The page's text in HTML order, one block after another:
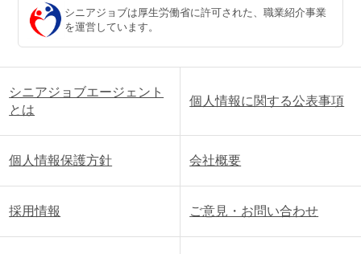
シニアジョブは厚生労働省に許可された、職業紹介事業
を運営しています。
シニアジョブエージェント
とは
個人情報に関する公表事項
個人情報保護方針 会社概要
採用情報 ご意見・お問い合わせ